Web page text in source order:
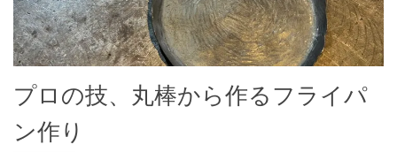
プロの技、丸棒から作るフライパ
ン作り